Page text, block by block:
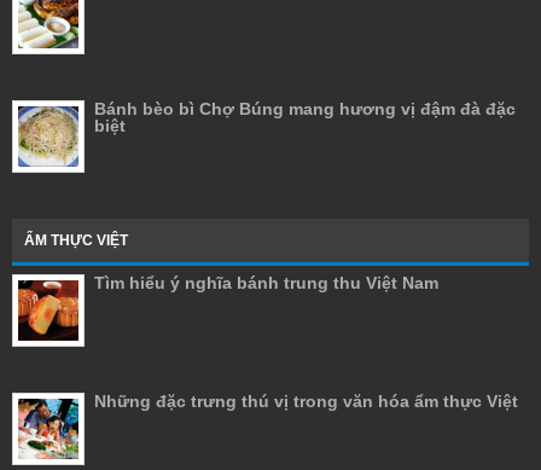
Bánh bèo bì Chợ Búng mang hương vị đậm đà đặc
biệt
ẨM THỰC VIỆT
Tìm hiểu ý nghĩa bánh trung thu Việt Nam
Những đặc trưng thú vị trong văn hóa ẩm thực Việt